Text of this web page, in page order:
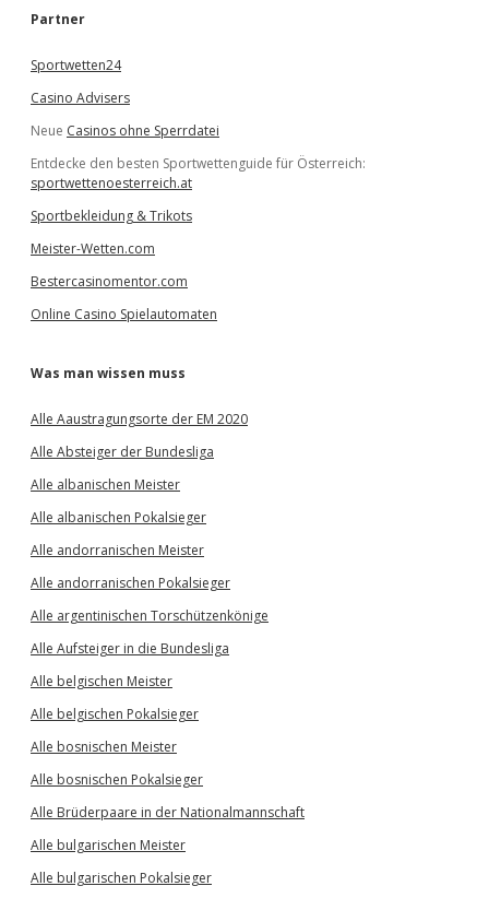
e
Partner
Sportwetten24
Casino Advisers
Neue Casinos ohne Sperrdatei
Entdecke den besten Sportwettenguide für Österreich:
sportwettenoesterreich.at
Sportbekleidung & Trikots
Meister-Wetten.com
Bestercasinomentor.com
Online Casino Spielautomaten
Was man wissen muss
Alle Aaustragungsorte der EM 2020
Alle Absteiger der Bundesliga
Alle albanischen Meister
Alle albanischen Pokalsieger
Alle andorranischen Meister
Alle andorranischen Pokalsieger
Alle argentinischen Torschützenkönige
Alle Aufsteiger in die Bundesliga
Alle belgischen Meister
Alle belgischen Pokalsieger
Alle bosnischen Meister
Alle bosnischen Pokalsieger
Alle Brüderpaare in der Nationalmannschaft
Alle bulgarischen Meister
Alle bulgarischen Pokalsieger